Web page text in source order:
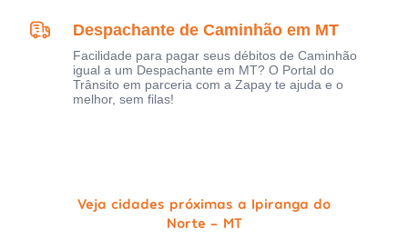
Despachante de Caminhão em MT
Facilidade para pagar seus débitos de Caminhão
igual a um Despachante em MT? O Portal do
Trânsito em parceria com a Zapay te ajuda e o
melhor, sem filas!
Veja cidades próximas a Ipiranga do
Norte - MT